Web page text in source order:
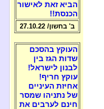
הביא זאת לאישור
הכנסת!!
ב' בחשון/ 27.10.22
העוקץ בהסכם
שדות הגז בין
לבנון לישראל!
עוקץ חריף!
אחיזת העיניים
של נתניהו שמסר
חינם לערבים את